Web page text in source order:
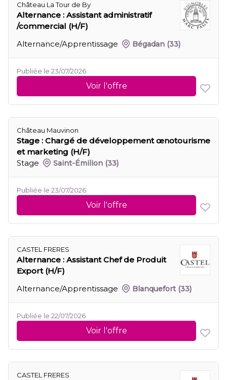
Château La Tour de By
Alternance : Assistant administratif
/commercial (H/F)
Alternance/Apprentissage
Bégadan (33)
Publiée le 23/07/2026
Voir l'offre
Château Mauvinon
Stage : Chargé de développement œnotourisme
et marketing (H/F)
Stage
Saint-Émilion (33)
Publiée le 23/07/2026
Voir l'offre
CASTEL FRERES
Alternance : Assistant Chef de Produit
Export (H/F)
Alternance/Apprentissage
Blanquefort (33)
Publiée le 22/07/2026
Voir l'offre
CASTEL FRERES